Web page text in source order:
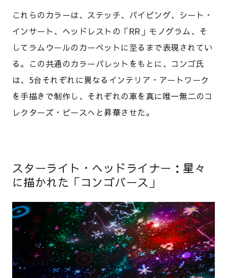
これらのカラーは、ステッチ、パイピング、シート・
インサート、ヘッドレストの「RR」モノグラム、そ
してラムウールのカーペットに至るまで表現されてい
る。この共通のカラーパレットをもとに、コンゴ氏
は、5台それぞれに異なるインテリア・アートワーク
を手描きで制作し、それぞれの車を真に唯一無二のコ
レクターズ・ピースへと昇華させた。
スターライト・ヘッドライナー：星々
に描かれた「コンゴバース」